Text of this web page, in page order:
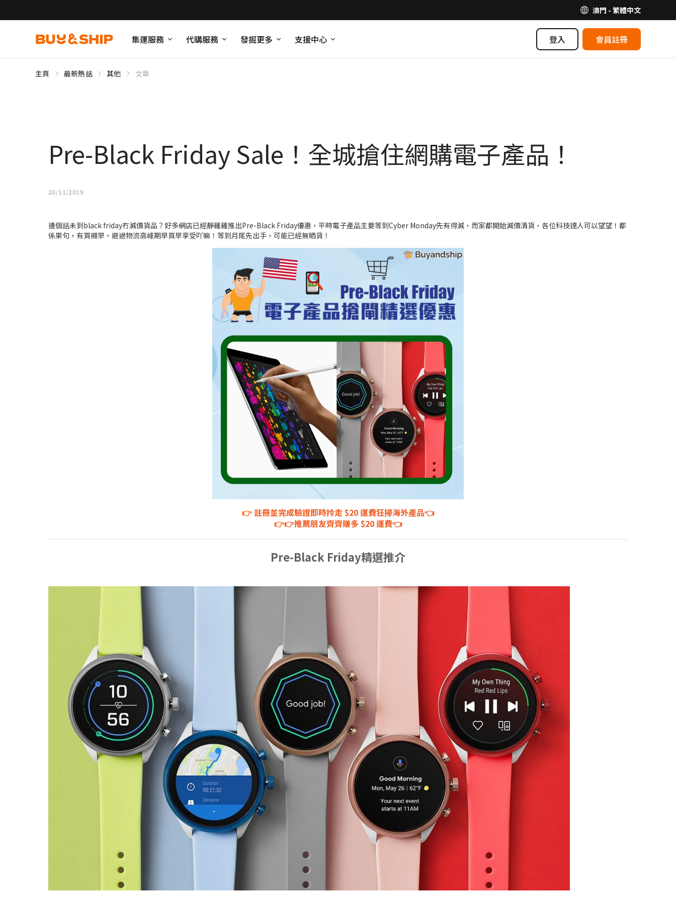
澳門 - 繁體中文
集運服務 代購服務 發掘更多 支援中心 登入 會員註冊
主頁 最新熱話 其他 文章
Pre-Black Friday Sale！全城搶住網購電子產品！
20/11/2019
邊個話未到black friday冇減價貨品？好多網店已經靜雞雞推出Pre-Black Friday優惠，平時電子產品主要等到Cyber Monday先有得減，而家都開始減價清貨，各位科技達人可以望望！都
係果句，有買襯早，避過物流高峰期早買早享受吖嘛！等到月尾先出手，可能已經無晒貨！
👉註冊並完成驗證即時拎走 $20 運費狂掃海外產品👈
👉👉推薦朋友齊齊賺多 $20 運費👈
Pre-Black Friday精選推介